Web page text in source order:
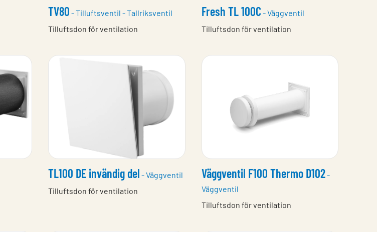
TV80 - Tilluftsventil - Tallriksventil
Tilluftsdon för ventilation
Fresh TL 100C - Väggventil
Tilluftsdon för ventilation
TL100 DE invändig del - Väggventil
Tilluftsdon för ventilation
Väggventil F100 Thermo D102-
Väggventil
Tilluftsdon för ventilation